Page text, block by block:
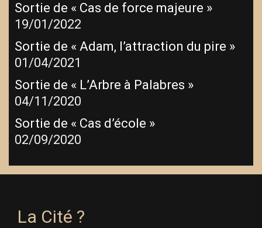
Sortie de « Cas de force majeure »
19/01/2022
Sortie de « Adam, l’attraction du pire »
01/04/2021
Sortie de « L’Arbre à Palabres »
04/11/2020
Sortie de « Cas d’école »
02/09/2020
La Cité ?